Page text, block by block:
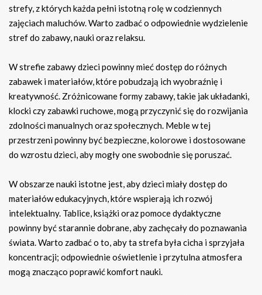
strefy, z których każda pełni istotną rolę w codziennych
zajęciach maluchów. Warto zadbać o odpowiednie wydzielenie
stref do zabawy, nauki oraz relaksu.
W strefie zabawy dzieci powinny mieć dostęp do różnych
zabawek i materiałów, które pobudzają ich wyobraźnię i
kreatywność. Zróżnicowane formy zabawy, takie jak układanki,
klocki czy zabawki ruchowe, mogą przyczynić się do rozwijania
zdolności manualnych oraz społecznych. Meble w tej
przestrzeni powinny być bezpieczne, kolorowe i dostosowane
do wzrostu dzieci, aby mogły one swobodnie się poruszać.
W obszarze nauki istotne jest, aby dzieci miały dostęp do
materiałów edukacyjnych, które wspierają ich rozwój
intelektualny. Tablice, książki oraz pomoce dydaktyczne
powinny być starannie dobrane, aby zachęcały do poznawania
świata. Warto zadbać o to, aby ta strefa była cicha i sprzyjała
koncentracji; odpowiednie oświetlenie i przytulna atmosfera
mogą znacząco poprawić komfort nauki.